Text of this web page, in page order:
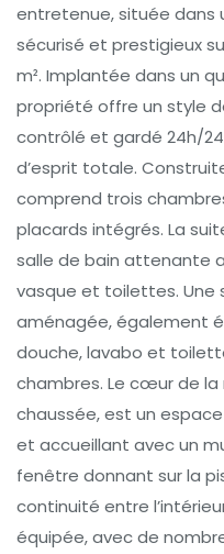
entretenue, située dans
sécurisé et prestigieux
m². Implantée dans un
propriété offre un style
contrôlé et gardé 24h/
d’esprit totale.
comprend trois
placards intégrés. La
salle de bain attenante
vasque et toilettes. Une
aménagée, également
douche, lavabo et
chambres. Le cœur de
chaussée, est un
et accueillant avec un
fenêtre donnant sur la
continuité entre
équipée, avec de